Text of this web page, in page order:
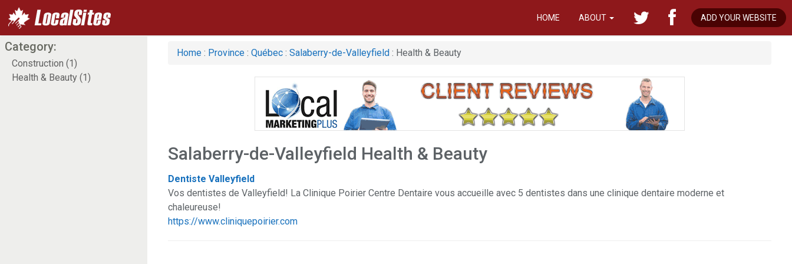
HOME ABOUT ADD YOUR WEBSITE
Category:
Construction (1)
Health & Beauty (1)
Home : Province : Québec : Salaberry-de-Valleyfield : Health & Beauty
Salaberry-de-Valleyfield Health & Beauty
Dentiste Valleyfield
Vos dentistes de Valleyfield! La Clinique Poirier Centre Dentaire vous accueille avec 5 dentistes dans une clinique dentaire moderne et
chaleureuse!
https://www.cliniquepoirier.com